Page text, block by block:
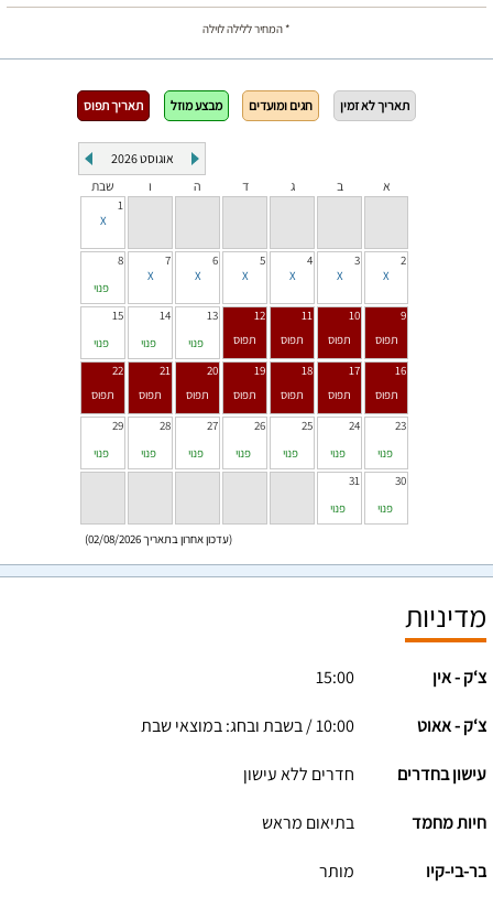
* המחיר ללילה לוילה
תאריך לא זמין חגים ומועדים מבצע מוזל תאריך תפוס
אוגוסט2026
א
ב ג ד ה ו שבת
1
2
3
4
5
6
7
8
פנוי
9
10
11
12
13
פנוי
14
פנוי
15
פנוי
16
17
18
19
20
21
22
23
פנוי
24
פנוי
25
פנוי
26
פנוי
27
פנוי
28
פנוי
29
פנוי
30
פנוי
31
פנוי
(עדכון אחרון בתאריך 02/08/2026)
מדיניות
צ‘ק - אין 15:00
צ‘ק - אאוט 10:00 / בשבת ובחג: במוצאי שבת
עישון בחדרים חדרים ללא עישון
חיות מחמד בתיאום מראש
בר-בי-קיו מותר